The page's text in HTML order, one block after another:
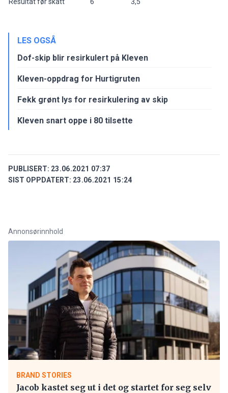
LES OGSÅ
Dof-skip blir resirkulert på Kleven
Kleven-oppdrag for Hurtigruten
Fekk grønt lys for resirkulering av skip
Kleven snart oppe i 80 tilsette
PUBLISERT: 23.06.2021 07:37
SIST OPPDATERT: 23.06.2021 15:24
Annonsørinnhold
BRAND STORIES
Jacob kastet seg ut i det og startet for seg selv